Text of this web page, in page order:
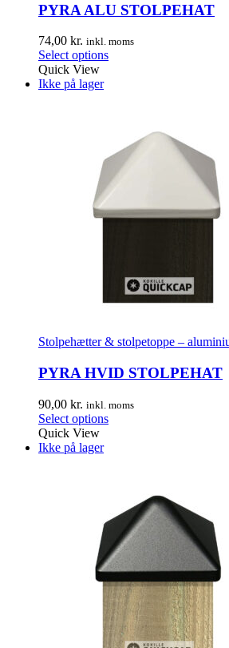
PYRA ALU STOLPEHAT
74,00 kr. inkl. moms
Select options
Quick View
Ikke på lager
Stolpehætter & stolpetoppe –
PYRA HVID STOLPEHAT
90,00 kr. inkl. moms
Select options
Quick View
Ikke på lager